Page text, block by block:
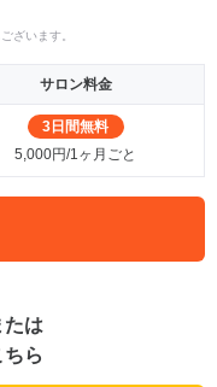
ざいます。
サロン料金
3日間無料
5,000円/1ヶ月ごと
たは
ら